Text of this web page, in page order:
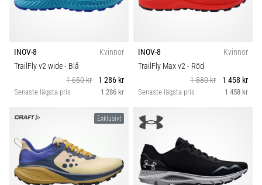
INOV-8
Kvinnor
TrailFly v2 wide- Blå
1 650 kr
1 286 kr
Senaste lägsta pris 1 286 kr
INOV-8
Kvinnor
TrailFly Max v2- Röd
1 880 kr
1 458 kr
Senaste lägsta pris 1 458 kr
Exklusivt